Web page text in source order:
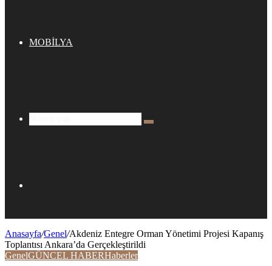
MOBİLYA
Arama
Bölmesi
Anasayfa/Genel/Akdeniz Entegre Orman Yönetimi Projesi Kapanış
Toplantısı Ankara’da Gerçekleştirildi
GenelGÜNCEL HABERHaberler